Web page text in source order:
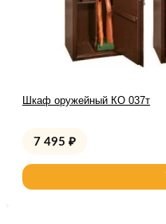
Шкаф оружейный КО 037т
7 495 ₽